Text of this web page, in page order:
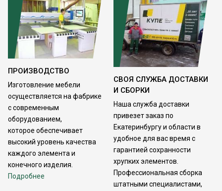
ПРОИЗВОДСТВО
Изготовление мебели
осуществляется на фабрике
с современным
оборудованием,
которое обеспечивает
высокий уровень качества
каждого элемента и
конечного изделия.
Подробнее
СВОЯ СЛУЖБА ДОСТАВКИ
И СБОРКИ
Наша служба доставки
привезет заказ по
Екатеринбургу и области в
удобное для вас время с
гарантией сохранности
хрупких элементов.
Профессиональная сборка
штатными специалистами,